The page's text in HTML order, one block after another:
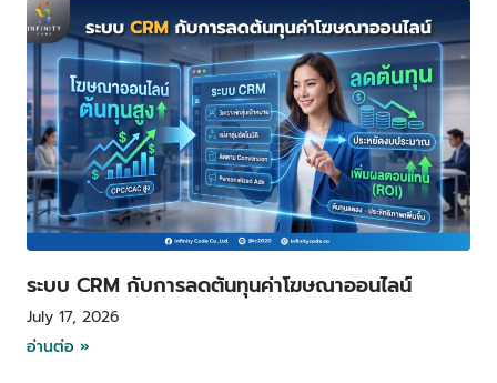
ระบบ CRM กับการลดต้นทุนค่าโฆษณาออนไลน์
July 17, 2026
อ่านต่อ »